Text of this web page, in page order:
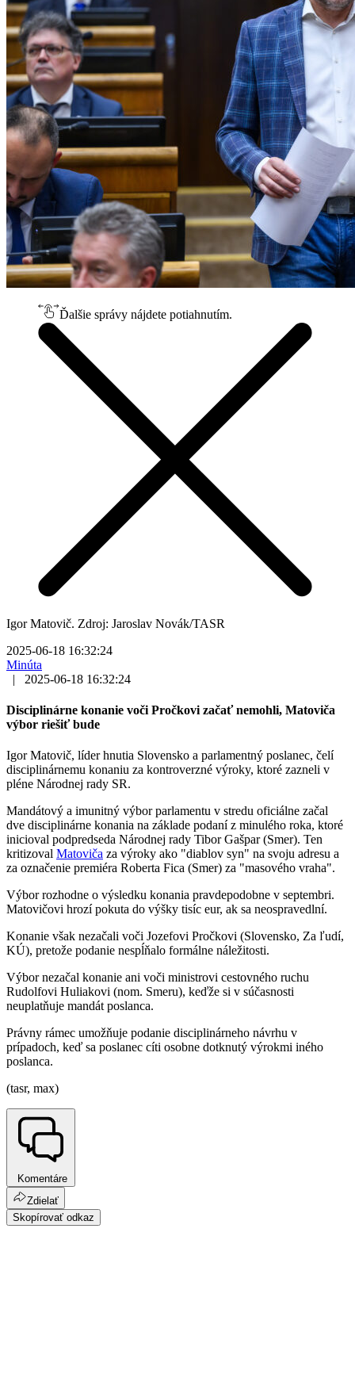
Ďalšie správy nájdete potiahnutím.
Igor Matovič. Zdroj: Jaroslav Novák/TASR
2025-06-18 16:32:24
Minúta
|
2025-06-18 16:32:24
Disciplinárne konanie voči Pročkovi začať nemohli, Matoviča
výbor riešiť bude
Igor Matovič, líder hnutia Slovensko a parlamentný poslanec, čelí
disciplinárnemu konaniu za kontroverzné výroky, ktoré zazneli v
pléne Národnej rady SR.
Mandátový a imunitný výbor parlamentu v stredu oficiálne začal
dve disciplinárne konania na základe podaní z minulého roka, ktoré
inicioval podpredseda Národnej rady Tibor Gašpar (Smer). Ten
kritizoval Matoviča za výroky ako "diablov syn" na svoju adresu a
za označenie premiéra Roberta Fica (Smer) za "masového vraha".
Výbor rozhodne o výsledku konania pravdepodobne v septembri.
Matovičovi hrozí pokuta do výšky tisíc eur, ak sa neospravedlní.
Konanie však nezačali voči Jozefovi Pročkovi (Slovensko, Za ľudí,
KÚ), pretože podanie nespĺňalo formálne náležitosti.
Výbor nezačal konanie ani voči ministrovi cestovného ruchu
Rudolfovi Huliakovi (nom. Smeru), keďže si v súčasnosti
neuplatňuje mandát poslanca.
Právny rámec umožňuje podanie disciplinárneho návrhu v
prípadoch, keď sa poslanec cíti osobne dotknutý výrokmi iného
poslanca.
(tasr, max)
Komentáre
Zdielať
Skopírovať odkaz